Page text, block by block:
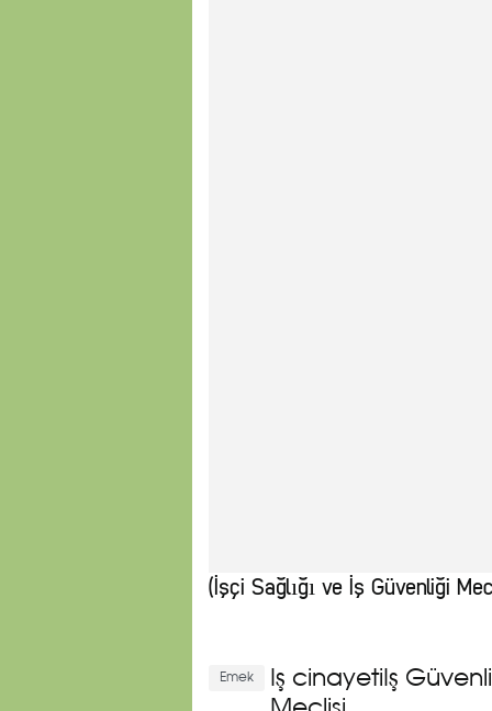
(İşçi Sağlığı ve İş Güvenliği
Emek
İş cinayetiİş